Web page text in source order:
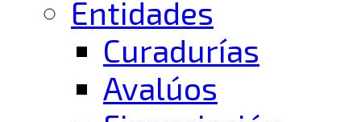
Entidades
Curadurías
Avalúos